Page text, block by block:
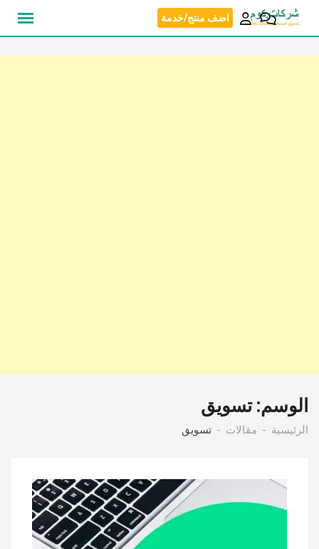
انتقل
اضف منتج/خدمة
الوسم:تسويق
الرئيسية مقالات تسويق